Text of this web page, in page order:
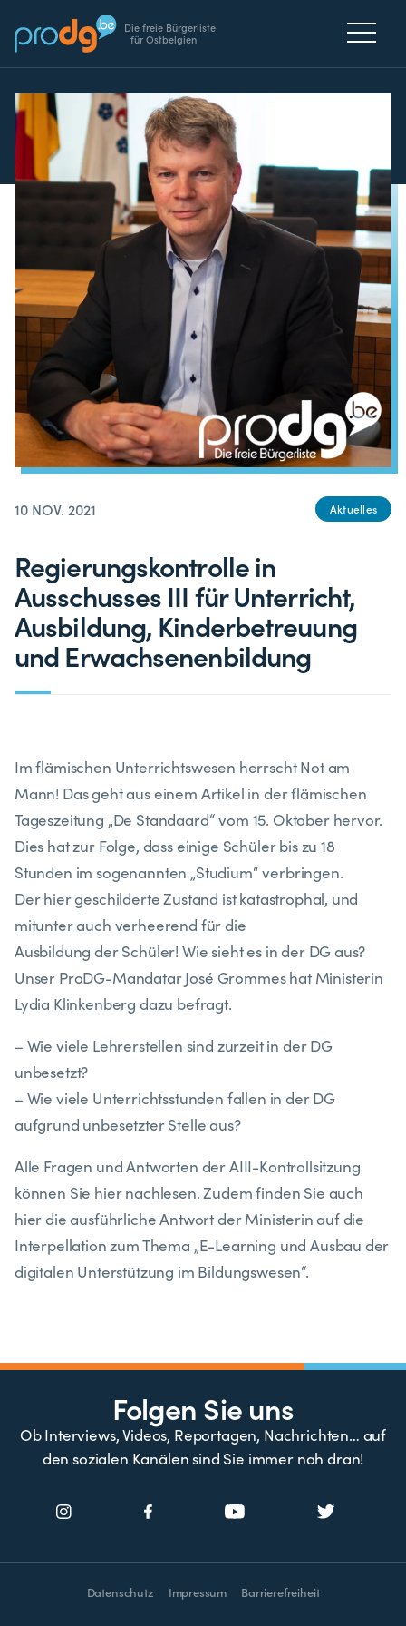
Die freie Bürgerliste
für Ostbelgien
10 NOV. 2021 Aktuelles
Regierungskontrolle in
Ausschusses III für Unterricht,
Ausbildung, Kinderbetreuung
und Erwachsenenbildung
Im flämischen Unterrichtswesen herrscht Not am
Mann! Das geht aus einem Artikel in der flämischen
Tageszeitung „De Standaard“ vom 15. Oktober hervor.
Dies hat zur Folge, dass einige Schüler bis zu 18
Stunden im sogenannten „Studium“ verbringen.
Der hier geschilderte Zustand ist katastrophal, und
mitunter auch verheerend für die
Ausbildung der Schüler! Wie sieht es in der DG aus?
Unser ProDG-Mandatar José Grommes hat Ministerin
Lydia Klinkenberg dazu befragt.
– Wie viele Lehrerstellen sind zurzeit in der DG
unbesetzt?
– Wie viele Unterrichtsstunden fallen in der DG
aufgrund unbesetzter Stelle aus?
Alle Fragen und Antworten der AIII-Kontrollsitzung
können Sie hier nachlesen. Zudem finden Sie auch
hier die ausführliche Antwort der Ministerin auf die
Interpellation zum Thema „E-Learning und Ausbau der
digitalen Unterstützung im Bildungswesen“.
Folgen Sie uns
Ob Interviews, Videos, Reportagen, Nachrichten… auf
den sozialen Kanälen sind Sie immer nah dran!
Datenschutz Impressum Barrierefreiheit